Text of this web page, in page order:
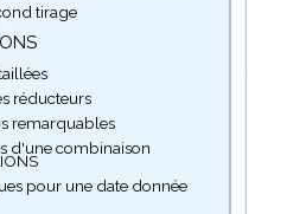
tirage
réducteurs
remarquables
d'une combinaison
pour une date donnée